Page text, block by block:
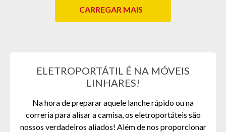
CARREGAR MAIS
ELETROPORTÁTIL É NA MÓVEIS
LINHARES!
Na hora de preparar aquele lanche rápido ou na
correria para alisar a camisa, os eletroportáteis são
nossos verdadeiros aliados! Além de nos proporcionar